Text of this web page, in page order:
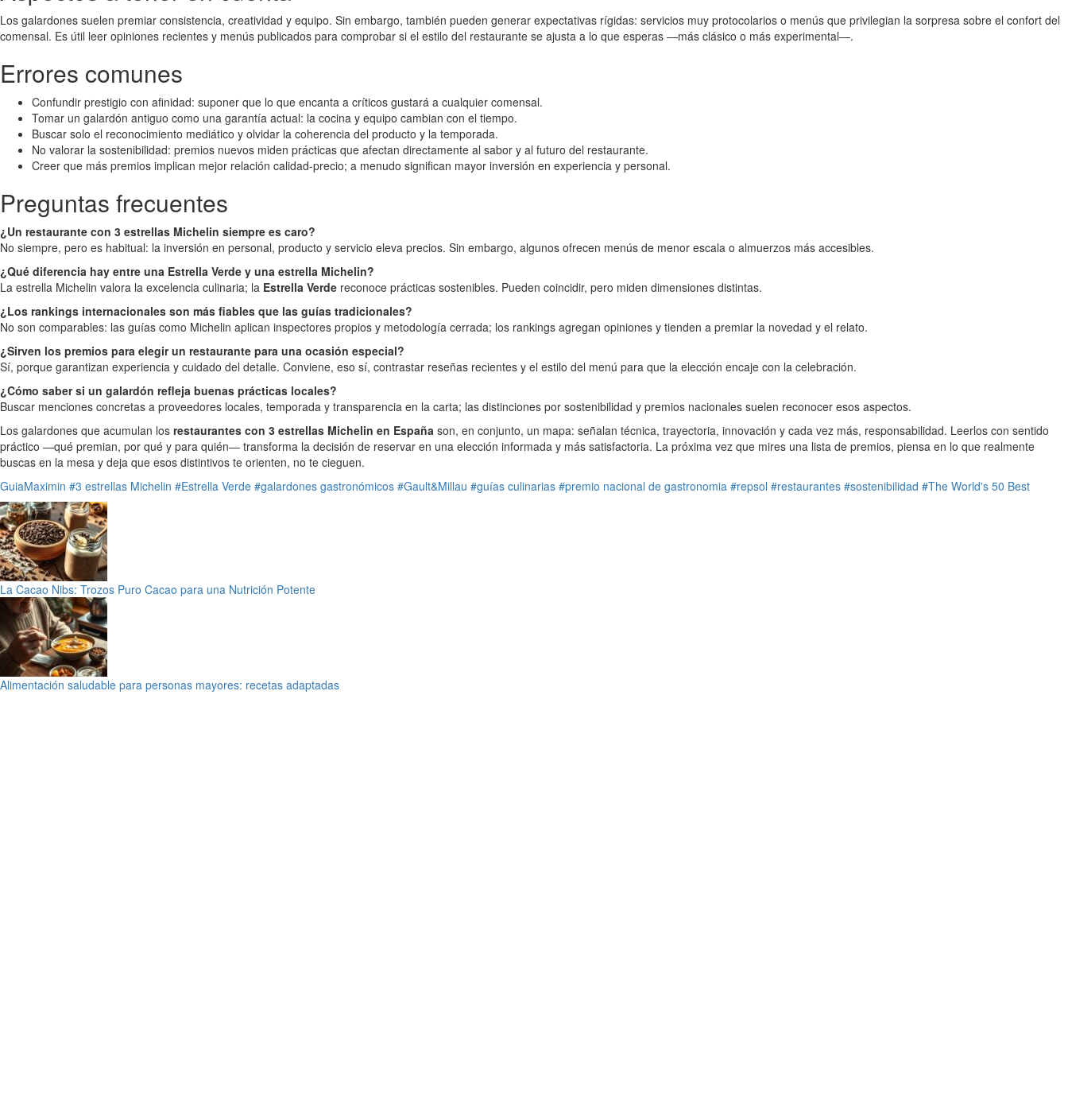
Los galardones suelen premiar consistencia, creatividad y equipo. Sin embargo, también pueden generar expectativas rígidas: servicios muy protocolarios o menús que privilegian la sorpresa sobre el confort del
comensal. Es útil leer opiniones recientes y menús publicados para comprobar si el estilo del restaurante se ajusta a lo que esperas —más clásico o más experimental—.
Errores comunes
Confundir prestigio con afinidad: suponer que lo que encanta a críticos gustará a cualquier comensal.
Tomar un galardón antiguo como una garantía actual: la cocina y equipo cambian con el tiempo.
Buscar solo el reconocimiento mediático y olvidar la coherencia del producto y la temporada.
No valorar la sostenibilidad: premios nuevos miden prácticas que afectan directamente al sabor y al futuro del restaurante.
Creer que más premios implican mejor relación calidad-precio; a menudo significan mayor inversión en experiencia y personal.
Preguntas frecuentes
¿Un restaurante con 3 estrellas Michelin siempre es caro?
No siempre, pero es habitual: la inversión en personal, producto y servicio eleva precios. Sin embargo, algunos ofrecen menús de menor escala o almuerzos más accesibles.
¿Qué diferencia hay entre una Estrella Verde y una estrella Michelin?
La estrella Michelin valora la excelencia culinaria; la Estrella Verde reconoce prácticas sostenibles. Pueden coincidir, pero miden dimensiones distintas.
¿Los rankings internacionales son más fiables que las guías tradicionales?
No son comparables: las guías como Michelin aplican inspectores propios y metodología cerrada; los rankings agregan opiniones y tienden a premiar la novedad y el relato.
¿Sirven los premios para elegir un restaurante para una ocasión especial?
Sí, porque garantizan experiencia y cuidado del detalle. Conviene, eso sí, contrastar reseñas recientes y el estilo del menú para que la elección encaje con la celebración.
¿Cómo saber si un galardón refleja buenas prácticas locales?
Buscar menciones concretas a proveedores locales, temporada y transparencia en la carta; las distinciones por sostenibilidad y premios nacionales suelen reconocer esos aspectos.
Los galardones que acumulan los restaurantes con 3 estrellas Michelin en España son, en conjunto, un mapa: señalan técnica, trayectoria, innovación y cada vez más, responsabilidad. Leerlos con sentido
práctico —qué premian, por qué y para quién— transforma la decisión de reservar en una elección informada y más satisfactoria. La próxima vez que mires una lista de premios, piensa en lo que realmente
buscas en la mesa y deja que esos distintivos te orienten, no te cieguen.
GuiaMaximin #3 estrellas Michelin #Estrella Verde #galardones gastronómicos #Gault&Millau #guías culinarias #premio nacional de gastronomia #repsol #restaurantes #sostenibilidad #The World's 50 Best
La Cacao Nibs: Trozos Puro Cacao para una Nutrición Potente
Alimentación saludable para personas mayores: recetas adaptadas